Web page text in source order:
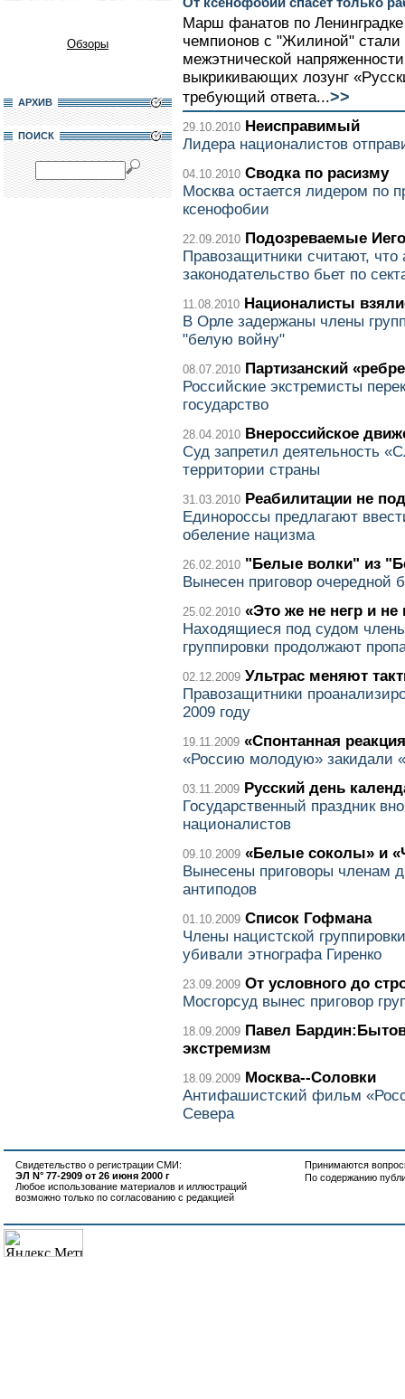
Обзоры
АРХИВ
ПОИСК
Марш фанатов по
чемпионов с "Жилиной"
межэтнической
выкрикивающих лозунг
требующий ответа...>>
29.10.2010 Неисправимый
Лидера националистов
04.10.2010 Сводка по расизму
Москва остается лидером по
ксенофобии
22.09.2010 Подозреваемые
Правозащитники считают, что
законодательство бьет по
11.08.2010 Националисты
В Орле задержаны члены
"белую войну"
08.07.2010 Партизанский
Российские экстремисты
государство
28.04.2010 Внероссийское
Суд запретил деятельность
территории страны
31.03.2010 Реабилитации не
Единороссы предлагают
обеление нацизма
26.02.2010 "Белые волки" из
Вынесен приговор очередной
25.02.2010 «Это же не негр и не
Находящиеся под судом
группировки продолжают
02.12.2009 Ультрас меняют
Правозащитники
2009 году
19.11.2009 «Спонтанная
«Россию молодую» закидали
03.11.2009 Русский день
Государственный праздник
националистов
09.10.2009 «Белые соколы» и
Вынесены приговоры членам
антиподов
01.10.2009 Список Гофмана
Члены нацистской
убивали этнографа Гиренко
23.09.2009 От условного до
Мосгорсуд вынес приговор
18.09.2009 Павел
экстремизм
18.09.2009 Москва--Соловки
Антифашистский фильм
Севера
Свидетельство о регистрации СМИ:
ЭЛ N° 77-2909 от 26 июня 2000 г
Любое использование материалов и иллюстраций
возможно только по согласованию с редакцией
Принимаются
По содержанию